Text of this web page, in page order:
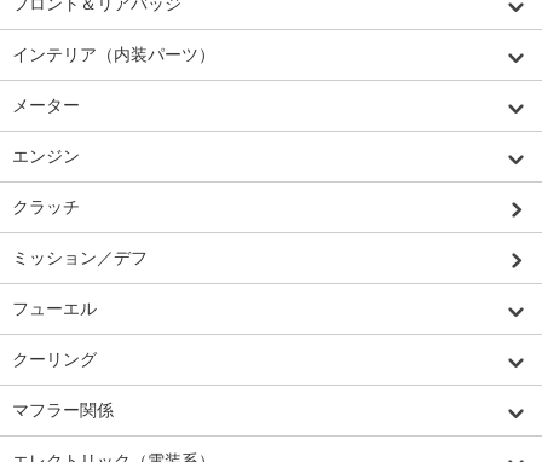
インテリア（内装パーツ）
メーター
エンジン
クラッチ
ミッション／デフ
フューエル
クーリング
マフラー関係